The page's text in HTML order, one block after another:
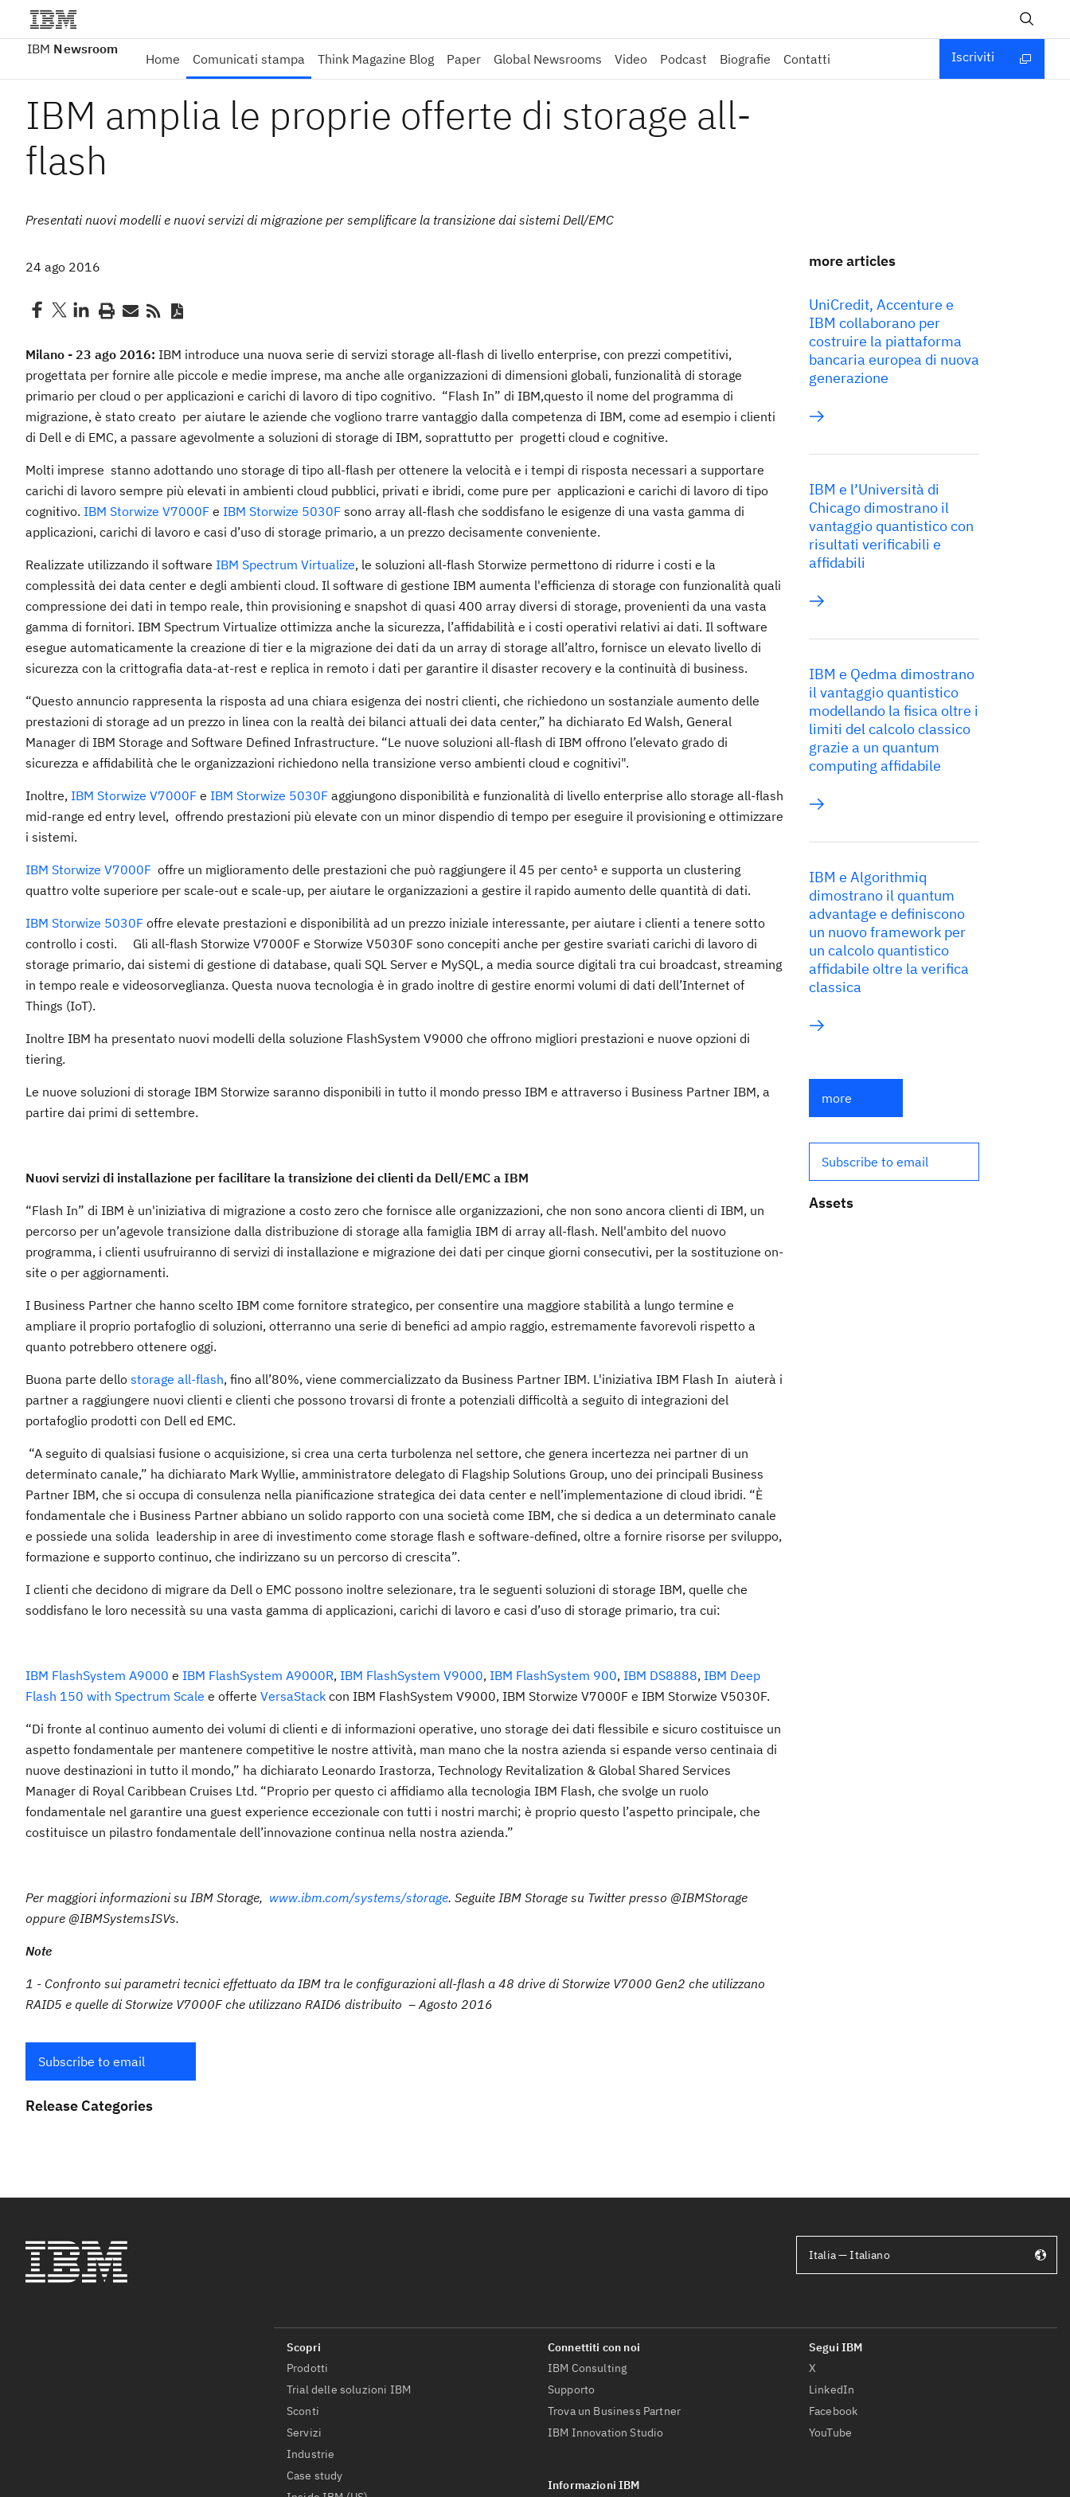
IBM Newsroom
Home Comunicati stampa Think Magazine Blog Paper Global Newsrooms Video Podcast Biografie Contatti Iscriviti
IBM amplia le proprie offerte di storage all-
flash
Presentati nuovi modelli e nuovi servizi di migrazione per semplificare la transizione dai sistemi Dell/EMC
24 ago 2016
Milano - 23 ago 2016: IBM introduce una nuova serie di servizi storage all-flash di livello enterprise, con prezzi competitivi,
progettata per fornire alle piccole e medie imprese, ma anche alle organizzazioni di dimensioni globali, funzionalità di storage
primario per cloud o per applicazioni e carichi di lavoro di tipo cognitivo. “Flash In” di IBM,questo il nome del programma di
migrazione, è stato creato per aiutare le aziende che vogliono trarre vantaggio dalla competenza di IBM, come ad esempio i clienti
di Dell e di EMC, a passare agevolmente a soluzioni di storage di IBM, soprattutto per progetti cloud e cognitive.
Molti imprese stanno adottando uno storage di tipo all-flash per ottenere la velocità e i tempi di risposta necessari a supportare
carichi di lavoro sempre più elevati in ambienti cloud pubblici, privati e ibridi, come pure per applicazioni e carichi di lavoro di tipo
cognitivo. IBM Storwize V7000F e IBM Storwize 5030F sono array all-flash che soddisfano le esigenze di una vasta gamma di
applicazioni, carichi di lavoro e casi d’uso di storage primario, a un prezzo decisamente conveniente.
Realizzate utilizzando il software IBM Spectrum Virtualize, le soluzioni all-flash Storwize permettono di ridurre i costi e la
complessità dei data center e degli ambienti cloud. Il software di gestione IBM aumenta l'efficienza di storage con funzionalità quali
compressione dei dati in tempo reale, thin provisioning e snapshot di quasi 400 array diversi di storage, provenienti da una vasta
gamma di fornitori. IBM Spectrum Virtualize ottimizza anche la sicurezza, l’affidabilità e i costi operativi relativi ai dati. Il software
esegue automaticamente la creazione di tier e la migrazione dei dati da un array di storage all’altro, fornisce un elevato livello di
sicurezza con la crittografia data-at-rest e replica in remoto i dati per garantire il disaster recovery e la continuità di business.
“Questo annuncio rappresenta la risposta ad una chiara esigenza dei nostri clienti, che richiedono un sostanziale aumento delle
prestazioni di storage ad un prezzo in linea con la realtà dei bilanci attuali dei data center,” ha dichiarato Ed Walsh, General
Manager di IBM Storage and Software Defined Infrastructure. “Le nuove soluzioni all-flash di IBM offrono l’elevato grado di
sicurezza e affidabilità che le organizzazioni richiedono nella transizione verso ambienti cloud e cognitivi".
Inoltre, IBM Storwize V7000F e IBM Storwize 5030F aggiungono disponibilità e funzionalità di livello enterprise allo storage all-flash
mid-range ed entry level, offrendo prestazioni più elevate con un minor dispendio di tempo per eseguire il provisioning e ottimizzare
i sistemi.
IBM Storwize V7000F offre un miglioramento delle prestazioni che può raggiungere il 45 per cento¹ e supporta un clustering
quattro volte superiore per scale-out e scale-up, per aiutare le organizzazioni a gestire il rapido aumento delle quantità di dati.
IBM Storwize 5030F offre elevate prestazioni e disponibilità ad un prezzo iniziale interessante, per aiutare i clienti a tenere sotto
controllo i costi. Gli all-flash Storwize V7000F e Storwize V5030F sono concepiti anche per gestire svariati carichi di lavoro di
storage primario, dai sistemi di gestione di database, quali SQL Server e MySQL, a media source digitali tra cui broadcast, streaming
in tempo reale e videosorveglianza. Questa nuova tecnologia è in grado inoltre di gestire enormi volumi di dati dell’Internet of
Things (IoT).
Inoltre IBM ha presentato nuovi modelli della soluzione FlashSystem V9000 che offrono migliori prestazioni e nuove opzioni di
tiering.
Le nuove soluzioni di storage IBM Storwize saranno disponibili in tutto il mondo presso IBM e attraverso i Business Partner IBM, a
partire dai primi di settembre.
Nuovi servizi di installazione per facilitare la transizione dei clienti da Dell/EMC a IBM
“Flash In” di IBM è un'iniziativa di migrazione a costo zero che fornisce alle organizzazioni, che non sono ancora clienti di IBM, un
percorso per un’agevole transizione dalla distribuzione di storage alla famiglia IBM di array all-flash. Nell'ambito del nuovo
programma, i clienti usufruiranno di servizi di installazione e migrazione dei dati per cinque giorni consecutivi, per la sostituzione on-
site o per aggiornamenti.
I Business Partner che hanno scelto IBM come fornitore strategico, per consentire una maggiore stabilità a lungo termine e
ampliare il proprio portafoglio di soluzioni, otterranno una serie di benefici ad ampio raggio, estremamente favorevoli rispetto a
quanto potrebbero ottenere oggi.
Buona parte dello storage all-flash, fino all’80%, viene commercializzato da Business Partner IBM. L'iniziativa IBM Flash In aiuterà i
partner a raggiungere nuovi clienti e clienti che possono trovarsi di fronte a potenziali difficoltà a seguito di integrazioni del
portafoglio prodotti con Dell ed EMC.
“A seguito di qualsiasi fusione o acquisizione, si crea una certa turbolenza nel settore, che genera incertezza nei partner di un
determinato canale,” ha dichiarato Mark Wyllie, amministratore delegato di Flagship Solutions Group, uno dei principali Business
Partner IBM, che si occupa di consulenza nella pianificazione strategica dei data center e nell’implementazione di cloud ibridi. “È
fondamentale che i Business Partner abbiano un solido rapporto con una società come IBM, che si dedica a un determinato canale
e possiede una solida leadership in aree di investimento come storage flash e software-defined, oltre a fornire risorse per sviluppo,
formazione e supporto continuo, che indirizzano su un percorso di crescita”.
I clienti che decidono di migrare da Dell o EMC possono inoltre selezionare, tra le seguenti soluzioni di storage IBM, quelle che
soddisfano le loro necessità su una vasta gamma di applicazioni, carichi di lavoro e casi d’uso di storage primario, tra cui:
IBM FlashSystem A9000 e IBM FlashSystem A9000R, IBM FlashSystem V9000, IBM FlashSystem 900, IBM DS8888, IBM Deep
Flash 150 with Spectrum Scale e offerte VersaStack con IBM FlashSystem V9000, IBM Storwize V7000F e IBM Storwize V5030F.
“Di fronte al continuo aumento dei volumi di clienti e di informazioni operative, uno storage dei dati flessibile e sicuro costituisce un
aspetto fondamentale per mantenere competitive le nostre attività, man mano che la nostra azienda si espande verso centinaia di
nuove destinazioni in tutto il mondo,” ha dichiarato Leonardo Irastorza, Technology Revitalization & Global Shared Services
Manager di Royal Caribbean Cruises Ltd. “Proprio per questo ci affidiamo alla tecnologia IBM Flash, che svolge un ruolo
fondamentale nel garantire una guest experience eccezionale con tutti i nostri marchi; è proprio questo l’aspetto principale, che
costituisce un pilastro fondamentale dell’innovazione continua nella nostra azienda.”
Per maggiori informazioni su IBM Storage, www.ibm.com/systems/storage. Seguite IBM Storage su Twitter presso @IBMStorage
oppure @IBMSystemsISVs.
Note
1 - Confronto sui parametri tecnici effettuato da IBM tra le configurazioni all-flash a 48 drive di Storwize V7000 Gen2 che utilizzano
RAID5 e quelle di Storwize V7000F che utilizzano RAID6 distribuito – Agosto 2016
Subscribe to email
Release Categories
more articles
UniCredit, Accenture e
IBM collaborano per
costruire la piattaforma
bancaria europea di nuova
generazione
IBM e l’Università di
Chicago dimostrano il
vantaggio quantistico con
risultati verificabili e
affidabili
IBM e Qedma dimostrano
il vantaggio quantistico
modellando la fisica oltre i
limiti del calcolo classico
grazie a un quantum
computing affidabile
IBM e Algorithmiq
dimostrano il quantum
advantage e definiscono
un nuovo framework per
un calcolo quantistico
affidabile oltre la verifica
classica
more
Subscribe to email
Assets
Prodotti
Trial delle soluzioni IBM
Sconti
Servizi
Industrie
Case study
IBM Consulting
Supporto
Trova un Business Partner
IBM Innovation Studio
X
LinkedIn
Facebook
YouTube
Italia — Italiano